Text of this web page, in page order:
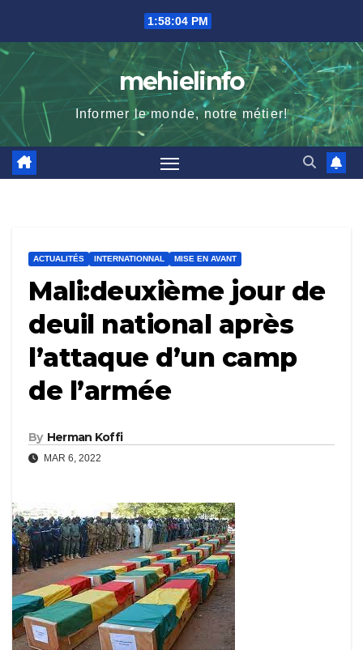
content
1:58:05 PM
mehielinfo
Informer le monde, notre métier!
ACTUALITÉS INTERNATIONNAL MISE EN AVANT
Mali:deuxième jour de
deuil national après
l’attaque d’un camp
de l’armée
By Herman Koffi
MAR 6, 2022